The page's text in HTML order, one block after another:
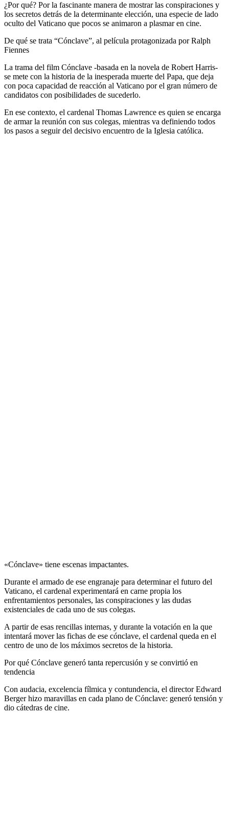
¿Por qué? Por la fascinante manera de mostrar las conspiraciones y
los secretos detrás de la determinante elección, una especie de lado
oculto del Vaticano que pocos se animaron a plasmar en cine.
De qué se trata “Cónclave”, al película protagonizada por Ralph
Fiennes
La trama del film Cónclave -basada en la novela de Robert Harris-
se mete con la historia de la inesperada muerte del Papa, que deja
con poca capacidad de reacción al Vaticano por el gran número de
candidatos con posibilidades de sucederlo.
En ese contexto, el cardenal Thomas Lawrence es quien se encarga
de armar la reunión con sus colegas, mientras va definiendo todos
los pasos a seguir del decisivo encuentro de la Iglesia católica.
«Cónclave» tiene escenas impactantes.
Durante el armado de ese engranaje para determinar el futuro del
Vaticano, el cardenal experimentará en carne propia los
enfrentamientos personales, las conspiraciones y las dudas
existenciales de cada uno de sus colegas.
A partir de esas rencillas internas, y durante la votación en la que
intentará mover las fichas de ese cónclave, el cardenal queda en el
centro de uno de los máximos secretos de la historia.
Por qué Cónclave generó tanta repercusión y se convirtió en
tendencia
Con audacia, excelencia fílmica y contundencia, el director Edward
Berger hizo maravillas en cada plano de Cónclave: generó tensión y
dio cátedras de cine.